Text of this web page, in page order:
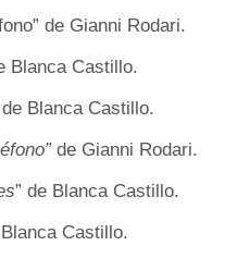
de Gianni Rodari.
Blanca Castillo.
de Blanca Castillo.
de Gianni Rodari.
” de Blanca Castillo.
Castillo.